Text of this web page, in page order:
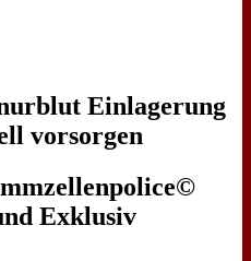
Einlagerung
vorsorgen
Exklusiv